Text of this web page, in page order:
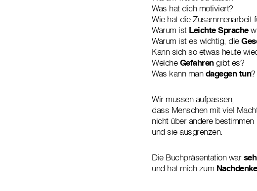
Was hat dich motiviert?
Wie hat die Zusammenarbeit
Warum ist Leichte Sprache
Warum ist es wichtig, die
Kann sich so etwas heute
WelcheGefahrengibt es?
Was kann mandagegen tun?
Wir müssen aufpassen,
dass Menschen mit viel
nicht über andere bestimmen
und sie ausgrenzen.
Die Buchpräsentation war
und hat mich zum